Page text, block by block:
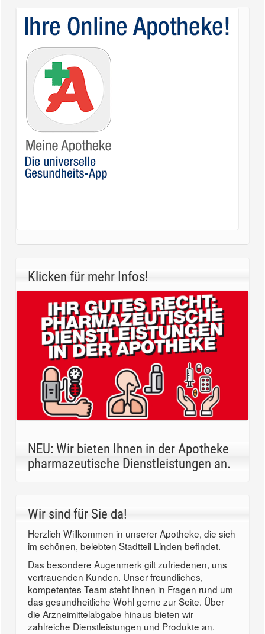
Klicken für mehr Infos!
NEU: Wir bieten Ihnen in der Apotheke
pharmazeutische Dienstleistungen an.
Wir sind für Sie da!
Herzlich Willkommen in unserer Apotheke, die sich
im schönen, belebten Stadtteil Linden befindet.
Das besondere Augenmerk gilt zufriedenen, uns
vertrauenden Kunden. Unser freundliches,
kompetentes Team steht Ihnen in Fragen rund um
das gesundheitliche Wohl gerne zur Seite. Über
die Arzneimittelabgabe hinaus bieten wir
zahlreiche Dienstleistungen und Produkte an.